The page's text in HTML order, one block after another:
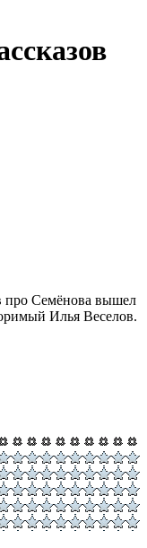
про Семёнова вышел
Илья Веселов.